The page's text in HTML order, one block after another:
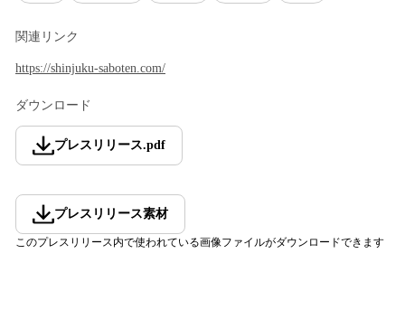
関連リンク
https://shinjuku-saboten.com/
ダウンロード
プレスリリース.pdf
プレスリリース素材
このプレスリリース内で使われている画像ファイルがダウンロードできます